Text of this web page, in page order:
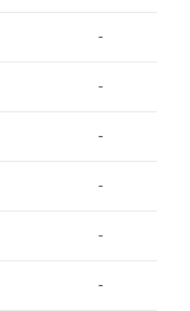
-
-
-
-
-
-